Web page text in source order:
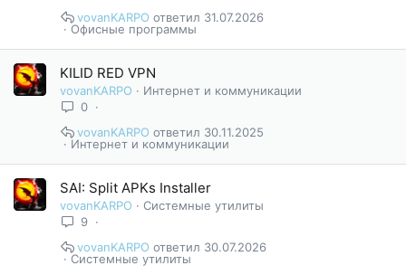
Офисные программы
31.07.2026
vovanKARPO
KILID RED VPN
vovanKARPO
Интернет и коммуникации
0
Интернет и коммуникации
30.11.2025
vovanKARPO
SAI: Split APKs Installer
vovanKARPO
Системные утилиты
9
Системные утилиты
30.07.2026
vovanKARPO